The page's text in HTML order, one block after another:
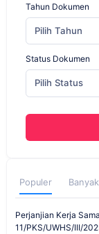
Tahun Dokumen
Pilih Tahun
Status Dokumen
Pilih Status
Populer
Perjanjian Kerja
11/PKS/UWHS/III/